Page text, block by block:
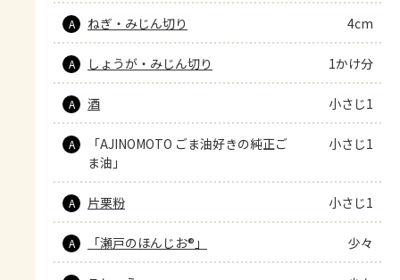
A ねぎ・みじん切り 4cm
A しょうが・みじん切り 1かけ分
A 酒 小さじ1
A
「AJINOMOTO ごま油好きの純正ご
ま油」
小さじ1
A 片栗粉 小さじ1
A 「瀬戸のほんじお®」 少々